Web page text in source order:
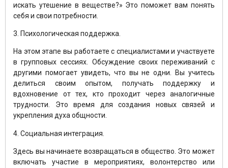
искать утешение в веществе?» Это поможет вам понять
себя и свои потребности.
3. Психологическая поддержка.
На этом этапе вы работаете с специалистами и участвуете
в групповых сессиях. Обсуждение своих переживаний с
другими помогает увидеть, что вы не одни. Вы учитесь
делиться своим опытом, получать поддержку и
вдохновение от тех, кто проходит через аналогичные
трудности. Это время для создания новых связей и
укрепления духа общности.
4. Социальная интеграция.
Здесь вы начинаете возвращаться в общество. Это может
включать участие в мероприятиях, волонтерство или